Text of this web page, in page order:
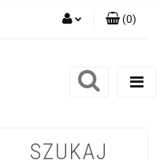
Zarejestruj się
(0)
SZUKAJ